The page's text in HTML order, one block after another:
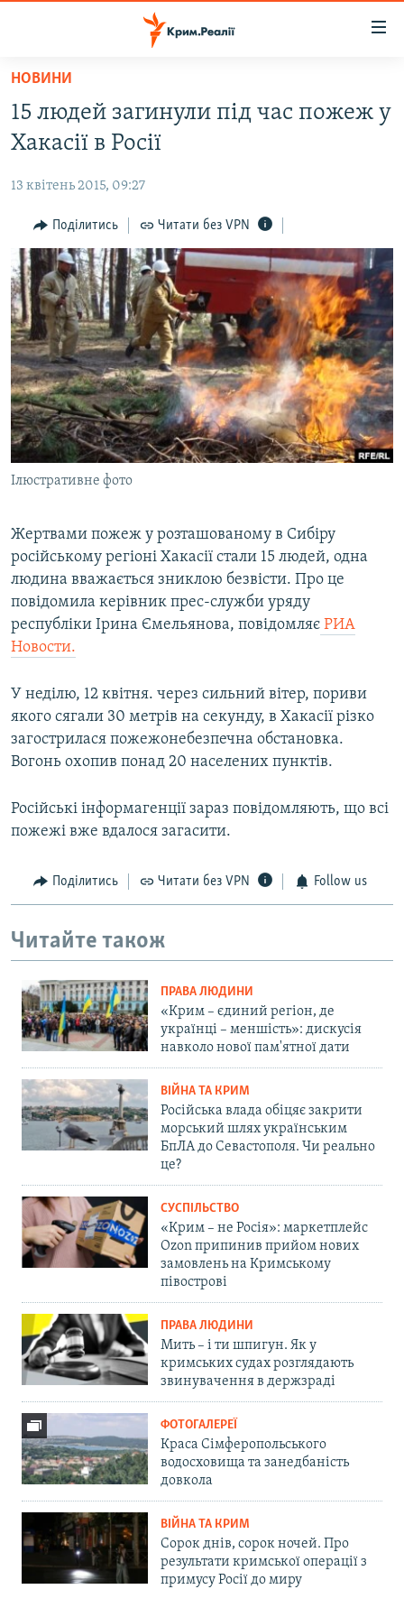
Перейти
основного
матеріалу
до
навігації
Перейти
до
пошуку
ВОДА.КРИМ
ПОЛІТИКА
БЛОГИ
ПОГЛЯД
ІНТЕРВ'Ю
ВСЕ ЗА ДЕНЬ
СПЕЦПРОЕКТИ
ДЕПОРТАЦІЯ
ВІДЕОУРОКИ «ELIFBE»
СВІДЧЕННЯ ОКУПАЦІЇ
УКРАЇНСЬКА ПРОБЛЕМА КРИМУ
ЯК ОБІЙТИ БЛОКУВАННЯ
Русский
Qırımtatar
Усі сайти RFE/RL
НОВИНИ
15 людей загинули під час пожеж у
Хакасії в Росії
13 квітень 2015, 09:27
Поділитись Читати без VPN
Ілюстративне фото
Жертвами пожеж у розташованому в Сибіру
російському регіоні Хакасії стали 15 людей, одна
людина вважається зниклою безвісти. Про це
повідомила керівник прес-служби уряду
республіки Ірина Ємельянова, повідомляє РИА
Новости.
У неділю, 12 квітня. через сильний вітер, пориви
якого сягали 30 метрів на секунду, в Хакасії різко
загострилася пожежонебезпечна обстановка.
Вогонь охопив понад 20 населених пунктів.
Російські інформагенції зараз повідомляють, що всі
пожежі вже вдалося загасити.
Поділитись Читати без VPN Follow us
Читайте також
ПРАВА ЛЮДИНИ
«Крим – єдиний регіон, де
українці – меншість»: дискусія
навколо нової пам'ятної дати
ВІЙНА ТА КРИМ
Російська влада обіцяє закрити
морський шлях українським
БпЛА до Севастополя. Чи реально
це?
СУСПІЛЬСТВО
«Крим – не Росія»: маркетплейс
Ozon припинив прийом нових
замовлень на Кримському
півострові
ПРАВА ЛЮДИНИ
Мить – і ти шпигун. Як у
кримських судах розглядають
звинувачення в держзраді
ФОТОГАЛЕРЕЇ
Краса Сімферопольського
водосховища та занедбаність
довкола
ВІЙНА ТА КРИМ
Сорок днів, сорок ночей. Про
результати кримської операції з
примусу Росії до миру